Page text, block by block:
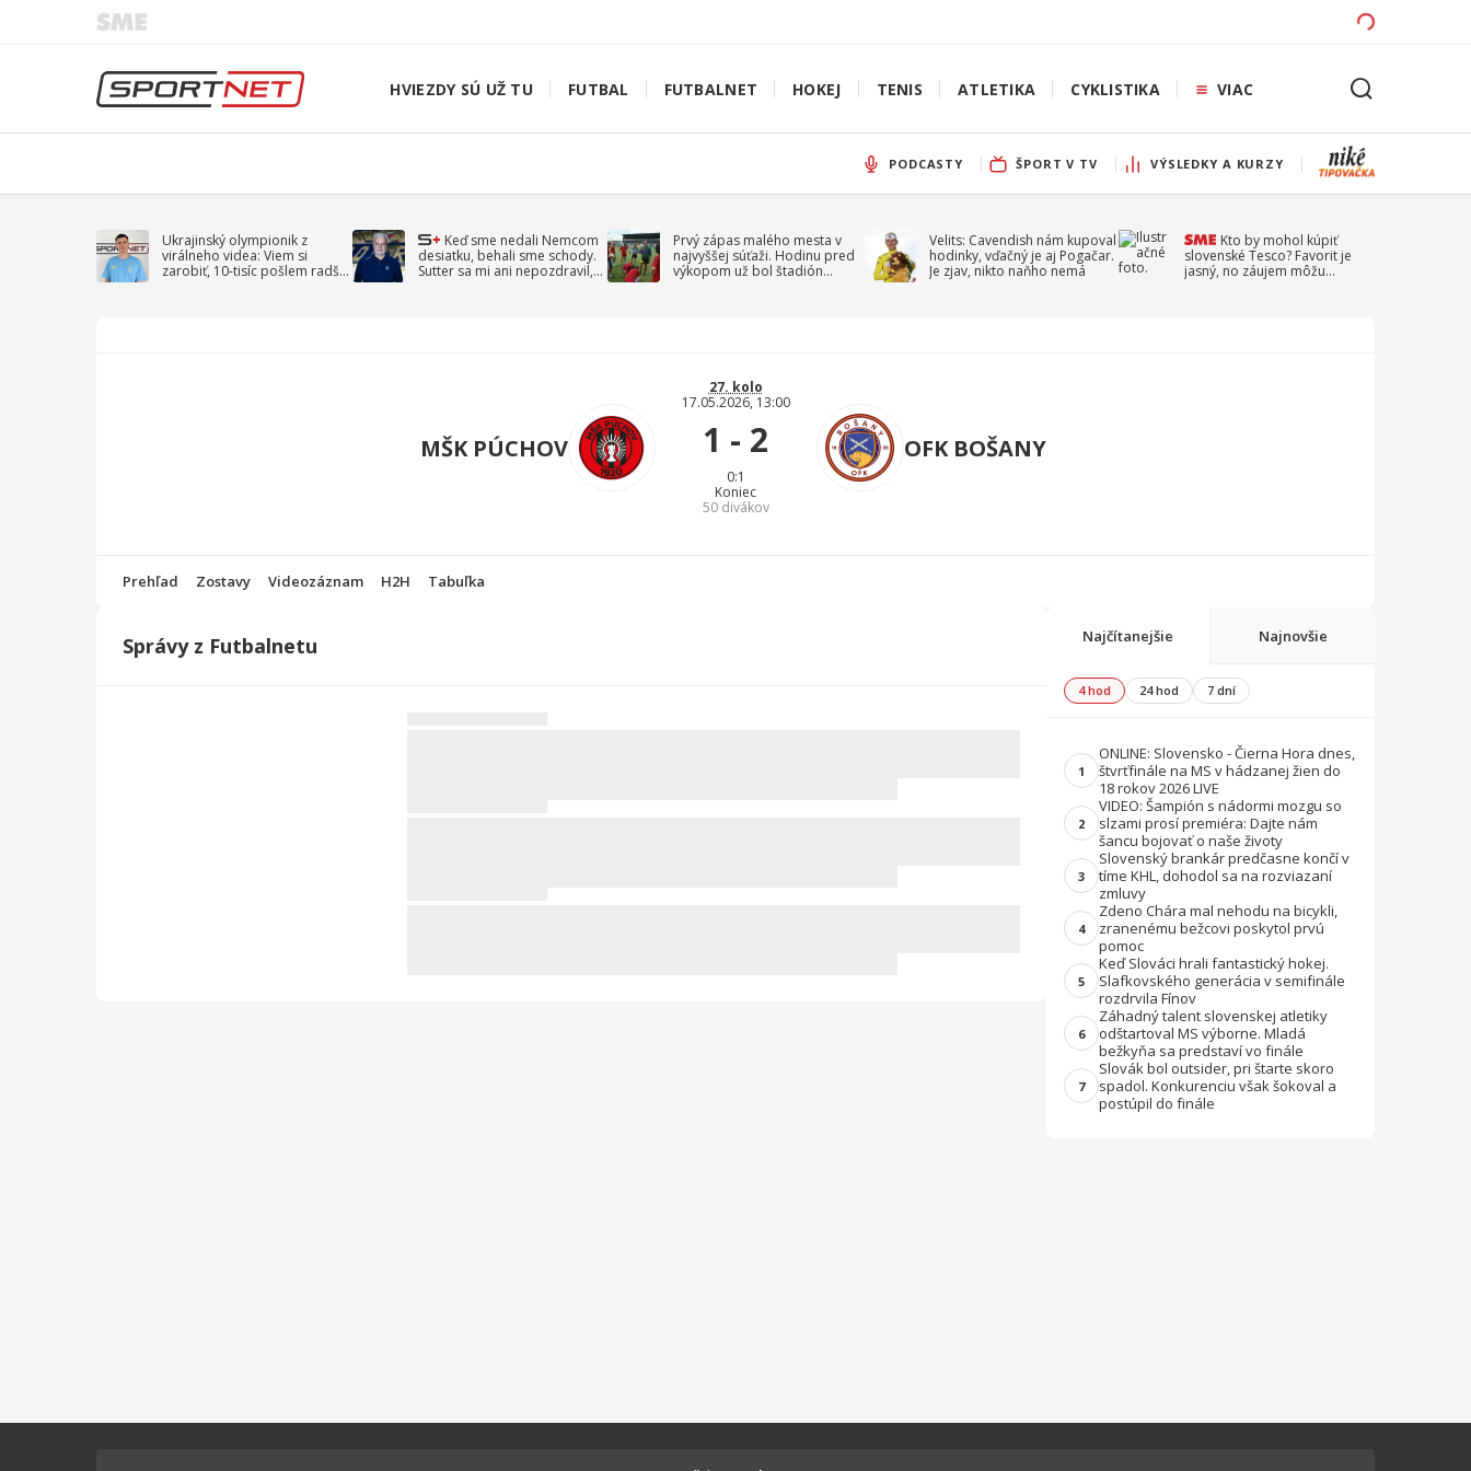
HVIEZDY SÚ UŽ TU FUTBAL FUTBALNET HOKEJ TENIS ATLETIKA CYKLISTIKA VIAC
PODCASTY ŠPORT V TV VÝSLEDKY A KURZY
Ukrajinský olympionik z
virálneho videa: Viem si
zarobiť, 10-tisíc pošlem radšej
Keď sme nedali Nemcom
desiatku, behali sme schody.
Sutter sa mi ani nepozdravil,
Prvý zápas malého mesta v
najvyššej súťaži. Hodinu pred
výkopom už bol štadión
Velits: Cavendish nám kupoval
hodinky, vďačný je aj Pogačar.
Je zjav, nikto naňho nemá
Kto by mohol kúpiť
slovenské Tesco? Favorit je
jasný, no záujem môžu
MŠK PÚCHOV
27. kolo
17.05.2026, 13:00
1 - 2
0:1
Koniec
50divákov
OFK BOŠANY
Prehľad Zostavy Videozáznam H2H Tabuľka
Správy z Futbalnetu Najčítanejšie Najnovšie
4 hod 24 hod 7 dní
1
ONLINE: Slovensko - Čierna Hora dnes,
štvrťfinále na MS v hádzanej žien do
18 rokov 2026 LIVE
2
VIDEO: Šampión s nádormi mozgu so
slzami prosí premiéra: Dajte nám
šancu bojovať o naše životy
3
Slovenský brankár predčasne končí v
tíme KHL, dohodol sa na rozviazaní
zmluvy
4
Zdeno Chára mal nehodu na bicykli,
zranenému bežcovi poskytol prvú
pomoc
5
Keď Slováci hrali fantastický hokej.
Slafkovského generácia v semifinále
rozdrvila Fínov
6
Záhadný talent slovenskej atletiky
odštartoval MS výborne. Mladá
bežkyňa sa predstaví vo finále
7
Slovák bol outsider, pri štarte skoro
spadol. Konkurenciu však šokoval a
postúpil do finále